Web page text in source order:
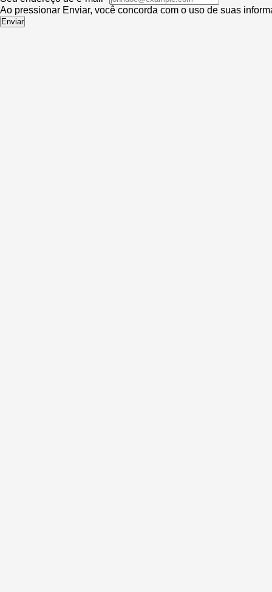
Ao pressionar Enviar, você concorda com o uso de suas